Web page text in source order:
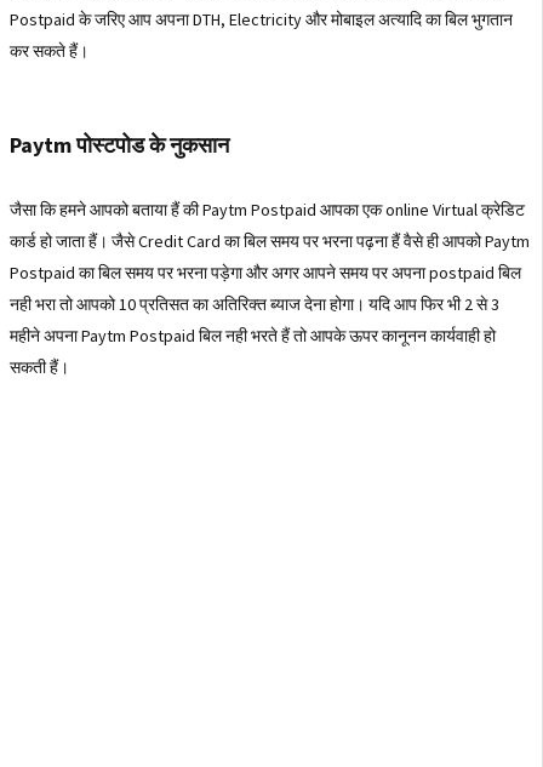
Postpaid के जरिए आप अपना DTH, Electricity और मोबाइल अत्यादि का बिल भुगतान
कर सकते हैं।
Paytm पोस्टपोड के नुकसान
जैसा कि हमने आपको बताया हैं की Paytm Postpaid आपका एक online Virtual क्रेडिट
कार्ड हो जाता हैं। जैसे Credit Card का बिल समय पर भरना पढ़ना हैं वैसे ही आपको Paytm
Postpaid का बिल समय पर भरना पड़ेगा और अगर आपने समय पर अपना postpaid बिल
नही भरा तो आपको 10 प्रतिसत का अतिरिक्त ब्याज देना होगा। यदि आप फिर भी 2 से 3
महीने अपना Paytm Postpaid बिल नही भरते हैं तो आपके ऊपर कानूनन कार्यवाही हो
सकती हैं।